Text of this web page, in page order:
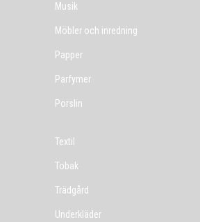
Musik
Möbler och inredning
Papper
Parfymer
Porslin
Textil
Tobak
Trädgård
Underkläder